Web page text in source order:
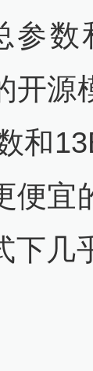
参数
源
和
便宜
下几